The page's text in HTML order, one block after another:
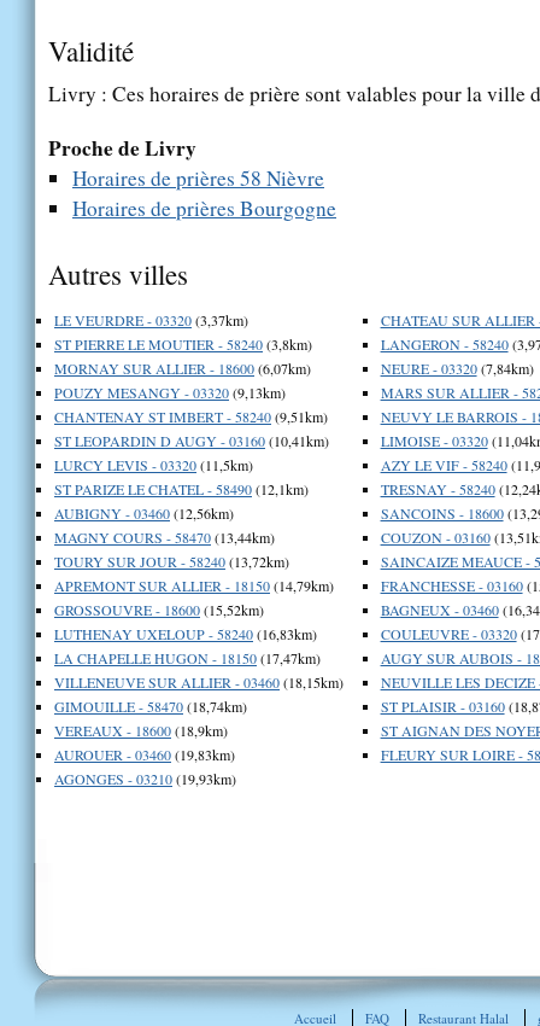
Validité
Livry : Ces horaires de prière sont valables pour la ville
Proche de Livry
Horaires de prières 58 Nièvre
Horaires de prières Bourgogne
Autres villes
LE VEURDRE - 03320(3,37km)
ST PIERRE LE MOUTIER - 58240(3,8km)
MORNAY SUR ALLIER - 18600(6,07km)
POUZY MESANGY - 03320(9,13km)
CHANTENAY ST IMBERT - 58240(9,51km)
ST LEOPARDIN D AUGY - 03160(10,41km)
LURCY LEVIS - 03320(11,5km)
ST PARIZE LE CHATEL - 58490(12,1km)
AUBIGNY - 03460(12,56km)
MAGNY COURS - 58470(13,44km)
TOURY SUR JOUR - 58240(13,72km)
APREMONT SUR ALLIER - 18150(14,79km)
GROSSOUVRE - 18600(15,52km)
LUTHENAY UXELOUP - 58240(16,83km)
LA CHAPELLE HUGON - 18150(17,47km)
VILLENEUVE SUR ALLIER - 03460(18,15km)
GIMOUILLE - 58470(18,74km)
VEREAUX - 18600(18,9km)
AUROUER - 03460(19,83km)
AGONGES - 03210(19,93km)
CHATEAU SUR ALLIER
LANGERON - 58240
NEURE - 03320(7,84km)
MARS SUR ALLIER -
NEUVY LE BARROIS -
LIMOISE - 03320
AZY LE VIF - 58240
TRESNAY - 58240
SANCOINS - 18600
COUZON - 03160
SAINCAIZE MEAUCE -
FRANCHESSE - 03160
BAGNEUX - 03460
COULEUVRE - 03320
AUGY SUR AUBOIS -
NEUVILLE LES DECIZE
ST PLAISIR - 03160
ST AIGNAN DES
FLEURY SUR LOIRE -
Accueil FAQ Restaurant Halal